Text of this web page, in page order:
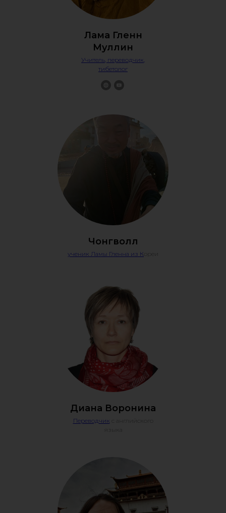
Лама Гленн
Муллин
Учитель, переводчик,
тибетолог
Чонгволл
ученик Ламы Гленна из К
Диана Воронина
Переводчик с английского
языка